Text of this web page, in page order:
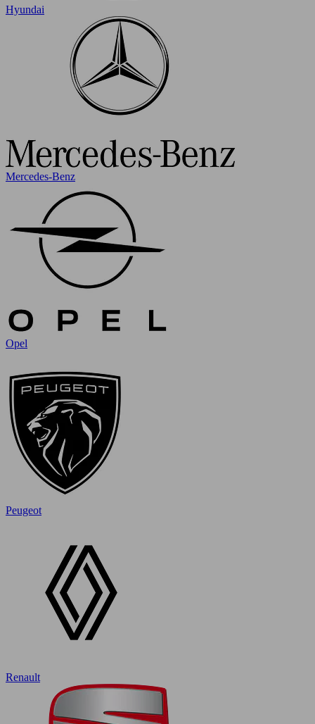
Hyundai
Mercedes-Benz
Opel
Peugeot
Renault